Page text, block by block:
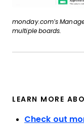
monday.com’s
multiple boards.
LEARN MORE
Check out